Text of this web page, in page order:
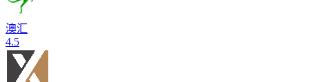
澳汇
4.5